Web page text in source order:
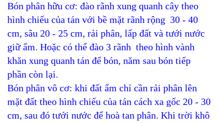
Bón phân hữu cơ: đào rãnh xung quanh cây theo
hình chiếu của tán với bề mặt rãnh rộng 30 - 40
cm, sâu 20 - 25 cm, rải phân, lấp đất và tưới nước
giữ ẩm. Hoặc có thể đào 3 rãnh theo hình vành
khăn xung quanh tán để bón, năm sau bón tiếp
phần còn lại.
Bón phân vô cơ: khi đất ẩm chỉ cần rải phân lên
mặt đất theo hình chiếu của tán cách xa gốc 20 - 30
cm, sau đó tưới nước để hoà tan phân. Khi trời khô